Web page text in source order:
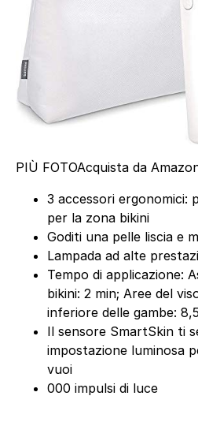
PIÙ FOTOAcquista da
3 accessori ergonomici:
per la zona bikini
Goditi una pelle liscia e
Lampada ad alte
Tempo di applicazione:
bikini: 2 min; Aree del
inferiore delle gambe:
Il sensore SmartSkin ti
impostazione luminosa
vuoi
000 impulsi di luce